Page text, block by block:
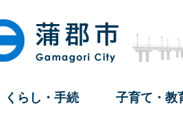
くらし・手続 子育て・教